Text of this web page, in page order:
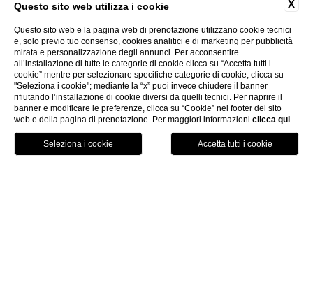
X
Questo sito web utilizza i cookie
Questo sito web e la pagina web di prenotazione utilizzano cookie tecnici
e, solo previo tuo consenso, cookies analitici e di marketing per pubblicità
mirata e personalizzazione degli annunci. Per acconsentire
all’installazione di tutte le categorie di cookie clicca su “Accetta tutti i
cookie” mentre per selezionare specifiche categorie di cookie, clicca su
"Seleziona i cookie"; mediante la “x” puoi invece chiudere il banner
rifiutando l’installazione di cookie diversi da quelli tecnici. Per riaprire il
banner e modificare le preferenze, clicca su “Cookie” nel footer del sito
web e della pagina di prenotazione. Per maggiori informazioni clicca qui.